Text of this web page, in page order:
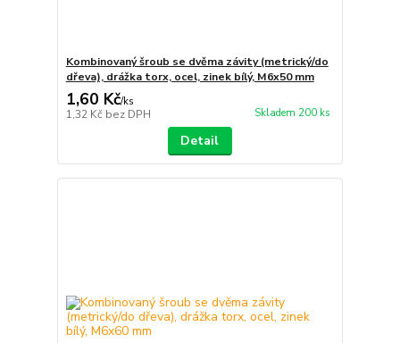
Kombinovaný šroub se dvěma závity (metrický/do
dřeva), drážka torx, ocel, zinek bílý, M6x50 mm
1,60 Kč/ks
1,32 Kč bez DPH Skladem 200 ks
Detail